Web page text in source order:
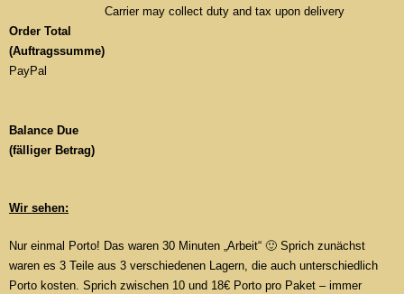
Carrier may collect duty and tax upon delivery
Order Total
(Auftragssumme)
PayPal
Balance Due
(fälliger Betrag)
Wir sehen:
Nur einmal Porto! Das waren 30 Minuten „Arbeit“ 🙂 Sprich zunächst
waren es 3 Teile aus 3 verschiedenen Lagern, die auch unterschiedlich
Porto kosten. Sprich zwischen 10 und 18€ Porto pro Paket – immer